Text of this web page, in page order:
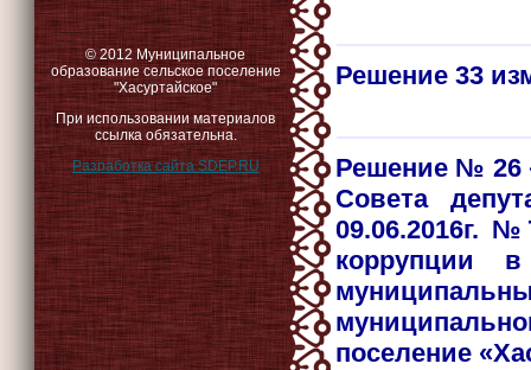
© 2012 Муниципальное
образование сельское поселение
"Хасуртайское"
При использовании материалов
ссылка обязательна.
Разработка сайта SDEP.RU
Решение 33
Решение № 26
Совета
09.06.2016г.
коррупции
поселение